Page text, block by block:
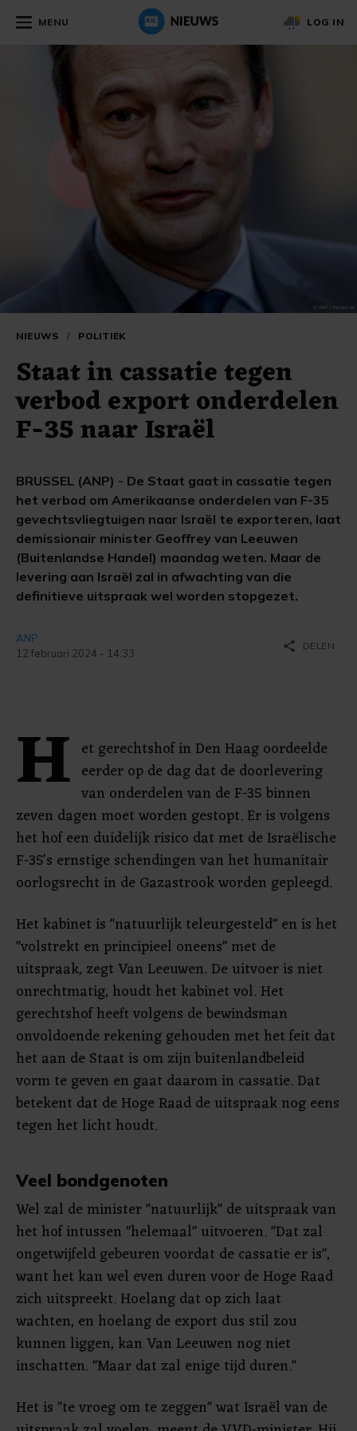
MENU LOG IN
NIEUWS / POLITIEK
Staat in cassatie tegen
verbod export onderdelen
F-35 naar Israël
BRUSSEL (ANP) - De Staat gaat in cassatie tegen
het verbod om Amerikaanse onderdelen van F-35
gevechtsvliegtuigen naar Israël te exporteren, laat
demissionair minister Geoffrey van Leeuwen
(Buitenlandse Handel) maandag weten. Maar de
levering aan Israël zal in afwachting van die
definitieve uitspraak wel worden stopgezet.
ANP
12 februari 2024 - 14:33
share DELEN
H et gerechtshof in Den Haag oordeelde
eerder op de dag dat de doorlevering
van onderdelen van de F-35 binnen
zeven dagen moet worden gestopt. Er is volgens
het hof een duidelijk risico dat met de Israëlische
F-35's ernstige schendingen van het humanitair
oorlogsrecht in de Gazastrook worden gepleegd.
Het kabinet is "natuurlijk teleurgesteld" en is het
"volstrekt en principieel oneens" met de
uitspraak, zegt Van Leeuwen. De uitvoer is niet
onrechtmatig, houdt het kabinet vol. Het
gerechtshof heeft volgens de bewindsman
onvoldoende rekening gehouden met het feit dat
het aan de Staat is om zijn buitenlandbeleid
vorm te geven en gaat daarom in cassatie. Dat
betekent dat de Hoge Raad de uitspraak nog eens
tegen het licht houdt.
Veel bondgenoten
Wel zal de minister "natuurlijk" de uitspraak van
het hof intussen "helemaal" uitvoeren. "Dat zal
ongetwijfeld gebeuren voordat de cassatie er is",
want het kan wel even duren voor de Hoge Raad
zich uitspreekt. Hoelang dat op zich laat
wachten, en hoelang de export dus stil zou
kunnen liggen, kan Van Leeuwen nog niet
inschatten. "Maar dat zal enige tijd duren."
Het is "te vroeg om te zeggen" wat Israël van de